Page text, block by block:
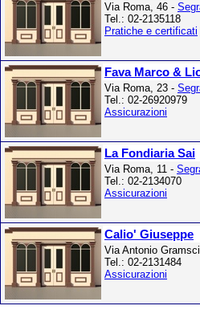
Via Roma, 46 -
Tel.: 02-2135118
Pratiche e certificati
Fava Marco &
Via Roma, 23 -
Tel.: 02-26920979
Assicurazioni
La Fondiaria Sai
Via Roma, 11 -
Tel.: 02-2134070
Assicurazioni
Calio' Giuseppe
Via Antonio
Tel.: 02-2131484
Assicurazioni